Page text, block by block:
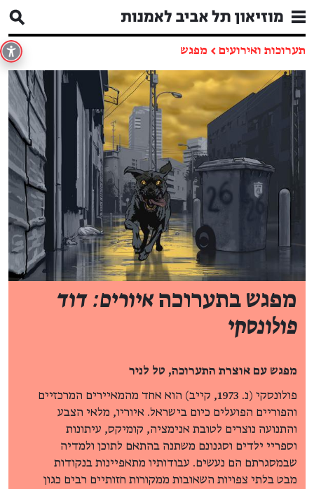
תערוכות ואירועים ← מפגש
מפגש בתערוכהאיורים: דוד
פולונסקי
מפגש עם אוצרת התערוכה, טל לניר
פולונסקי (נ. 1973, קייב) הוא אחד מהמאיירים המרכזיים
והפוריים הפועלים כיום בישראל. איוריו, מלאי הצבע
והתנועה נוצרים לטובת אנימציה, קומיקס, עיתונות
וספריי ילדים וסגנונם משתנה בהתאם לתוכן ולמדיה
שבמסגרתם הם נעשים. עבודותיו מתאפיינות בנקודות
מבט בלתי צפויות השאובות ממקורות חזותיים רבים כגון